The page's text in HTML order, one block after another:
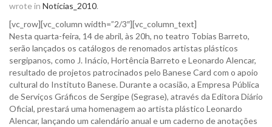
wrote in Notícias_2010.
[vc_row][vc_column width=”2/3″][vc_column_text]
Nesta quarta-feira, 14 de abril, às 20h, no teatro Tobias Barreto,
serão lançados os catálogos de renomados artistas plásticos
sergipanos, como J. Inácio, Hortência Barreto e Leonardo Alencar,
resultado de projetos patrocinados pelo Banese Card com o apoio
cultural do Instituto Banese. Durante a ocasião, a Empresa Pública
de Serviços Gráficos de Sergipe (Segrase), através da Editora Diário
Oficial, prestará uma homenagem ao artista plástico Leonardo
Alencar, lançando um calendário anual e um caderno de anotações